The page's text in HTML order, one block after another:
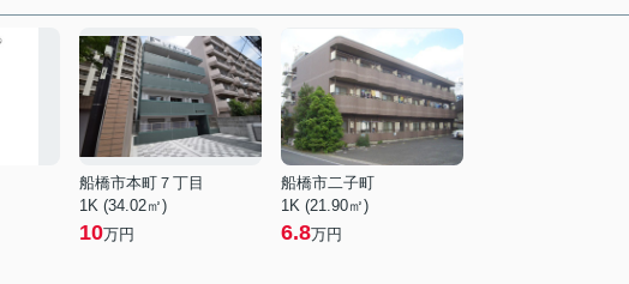
船橋市本町７丁目
1K (34.02㎡)
10万円
船橋市二子町
1K (21.90㎡)
6.8万円